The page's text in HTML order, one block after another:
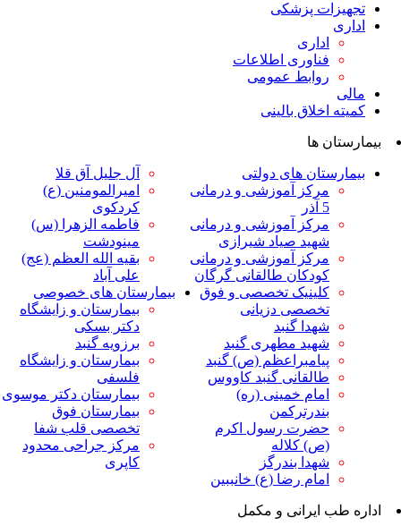
پزشکی
اطلاعات
عمومی
بالینی
های دولتی
آموزشی و درمانی
آموزشی و درمانی
صیاد شیرازی
آموزشی و درمانی
طالقانی گرگان
تخصصی و فوق
دزیانی
مطهری گنبد
(ص) گنبد
گنبد کاووس
خمینی (ره)
رسول اکرم
بندرگز
رضا (ع) خانببین
آل جلیل آق قلا
امیرالمومنین (ع)
فاطمه الزهرا (س)
بقیه الله العظم (عج)
علی آباد
بیمارستان های خصوصی
بیمارستان و زایشگاه
برزویه گنبد
بیمارستان و زایشگاه
فلسفی
بیمارستان دکتر موسوی
بیمارستان فوق
تخصصی قلب شفا
مرکز جراحی محدود
و مکمل